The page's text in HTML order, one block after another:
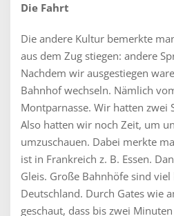
Die Fahrt
Die andere Kultur bemerkte
aus dem Zug stiegen: andere
Nachdem wir ausgestiegen
Bahnhof wechseln. Nämlich
Montparnasse. Wir hatten zwei
Also hatten wir noch Zeit, um
umzuschauen. Dabei merkte
ist in Frankreich z. B. Essen.
Gleis. Große Bahnhöfe sind
Deutschland. Durch Gates wie
geschaut, dass bis zwei